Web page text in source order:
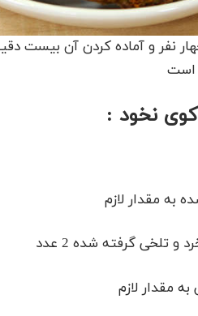
چهار نفر و آماده کردن آن
است
نخود :
به مقدار لازم
تلخی گرفته شده 2 عدد
مقدار لازم